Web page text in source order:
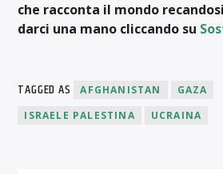
che racconta il mondo
darci una mano cliccando su
TAGGED AS AFGHANISTAN
GAZA
ISRAELE PALESTINA
UCRAINA